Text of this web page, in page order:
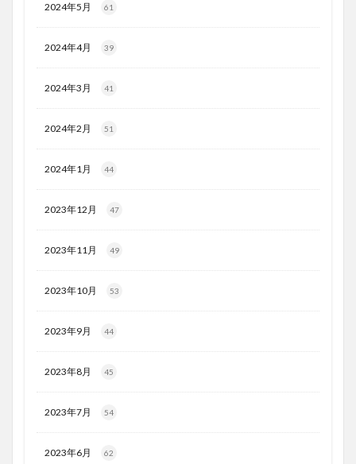
2024年5月 61
2024年4月 39
2024年3月 41
2024年2月 51
2024年1月 44
2023年12月 47
2023年11月 49
2023年10月 53
2023年9月 44
2023年8月 45
2023年7月 54
2023年6月 62